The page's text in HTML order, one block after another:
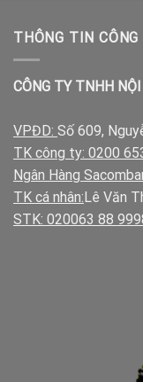
THÔNG TIN CÔNG
CÔNG TY TNHH
VPĐD: Số 609,
TK công ty: 0200
Ngân Hàng
TK cá nhân:Lê Văn
STK: 020063 88